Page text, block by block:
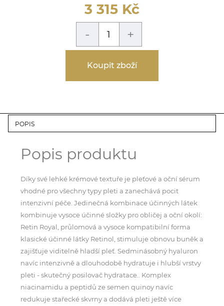
3 315 Kč
- +
Koupit zboží
POPIS
Popis produktu
Díky své lehké krémové textuře je pleťové a oční sérum
vhodné pro všechny typy pleti a zanechává pocit
intenzivní péče. Jedinečná kombinace účinných látek
kombinuje vysoce účinné složky pro obličej a oční okolí:
Retin Royal, průlomová a vysoce kompatibilní forma
klasické účinné látky Retinol, stimuluje obnovu buněk a
zajišťuje viditelně hladší pleť. Sedminásobný hyaluron
navíc intenzivně a dlouhodobě hydratuje i hlubší vrstvy
pleti - skutečný posilovač hydratace.. Komplex
niacinamidu a peptidů ze semen quinoy navíc
redukuje stařecké skvrny a dodává pleti ještě více